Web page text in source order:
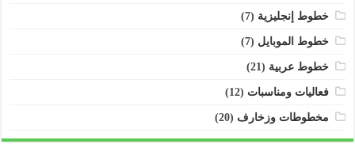
خطوط إنجليزية (7)
خطوط الموبايل (7)
خطوط عربية (21)
فعاليات ومناسبات (12)
مخطوطات وزخارف (20)